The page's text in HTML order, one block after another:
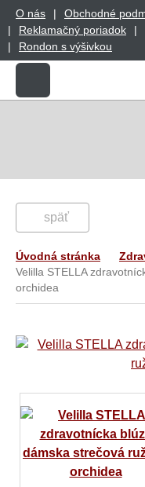
O nás Obchodné
Reklamačný poriadok
Rondon s výšivkou
späť
Úvodná stránka
Velilla STELLA
orchidea